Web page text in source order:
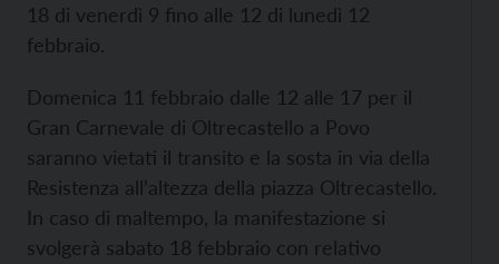
18 di venerdì 9 fino alle 12 di lunedì 12
febbraio.
Domenica 11 febbraio dalle 12 alle 17 per il
Gran Carnevale di Oltrecastello a Povo
saranno vietati il transito e la sosta in via della
Resistenza all’altezza della piazza Oltrecastello.
In caso di maltempo, la manifestazione si
svolgerà sabato 18 febbraio con relativo